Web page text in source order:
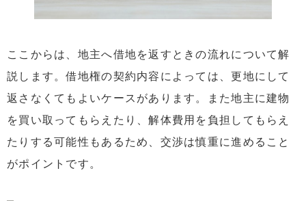
ここからは、地主へ借地を返すときの流れについて解
説します。借地権の契約内容によっては、更地にして
返さなくてもよいケースがあります。また地主に建物
を買い取ってもらえたり、解体費用を負担してもらえ
たりする可能性もあるため、交渉は慎重に進めること
がポイントです。